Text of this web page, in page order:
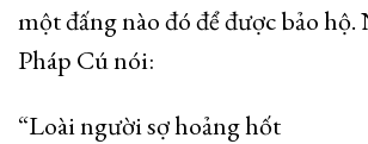
một đấng nào đó để được bảo
Pháp Cú nói:
“Loài người sợ hoảng hốt